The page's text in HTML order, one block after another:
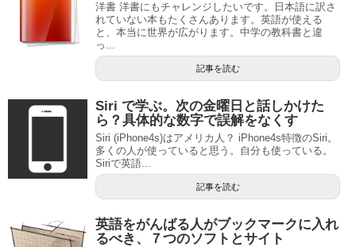
洋書 洋書にもチャレンジしたいです。日本語に訳さ
れていない本もたくさんあります。英語が使える
と、本当に世界が広がります。中学の教科書と違
っ...
記事を読む
Siri で学ぶ。次の金曜日と話しかけた
ら？具体的な数字で誤解をなくす
Siri (iPhone4s)はアメリカ人？ iPhone4s特徴のSiri。
多くの人が使っていると思う。自分も使っている。
Siriで英語...
記事を読む
英語をがんばる人がブックマークに入れ
るべき、７つのソフトとサイト